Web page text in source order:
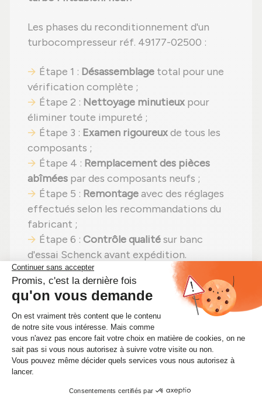
Les phases du reconditionnement d'un
turbocompresseur réf. 49177-02500 :
Étape 1 : Désassemblage total pour une
vérification complète ;
Étape 2 : Nettoyage minutieux pour
éliminer toute impureté ;
Étape 3 : Examen rigoureuxde tous les
composants ;
Étape 4 : Remplacement des pièces
abîmées par des composants neufs ;
Étape 5 : Remontageavec des réglages
effectués selon les recommandations du
fabricant ;
Étape 6 : Contrôle qualitésur banc
d'essai Schenck avant expédition.
En choisissant unturbo reconditionné,
vous faites un pari gagnant :
même
puissance,moins de dépenses (avec un
tarif imbattable à 304,00 €)
environnemental positif. Alors pourquoi
hésiter ? Optimisez votre moteur tout en
faisant des économies significatives !